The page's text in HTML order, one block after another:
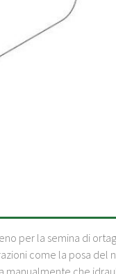
per la semina di
come la posa del
manualmente che